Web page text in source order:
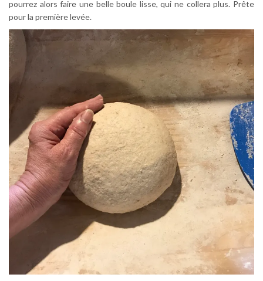
pourrez alors faire une belle boule lisse, qui ne collera plus. Prête
pour la première levée.